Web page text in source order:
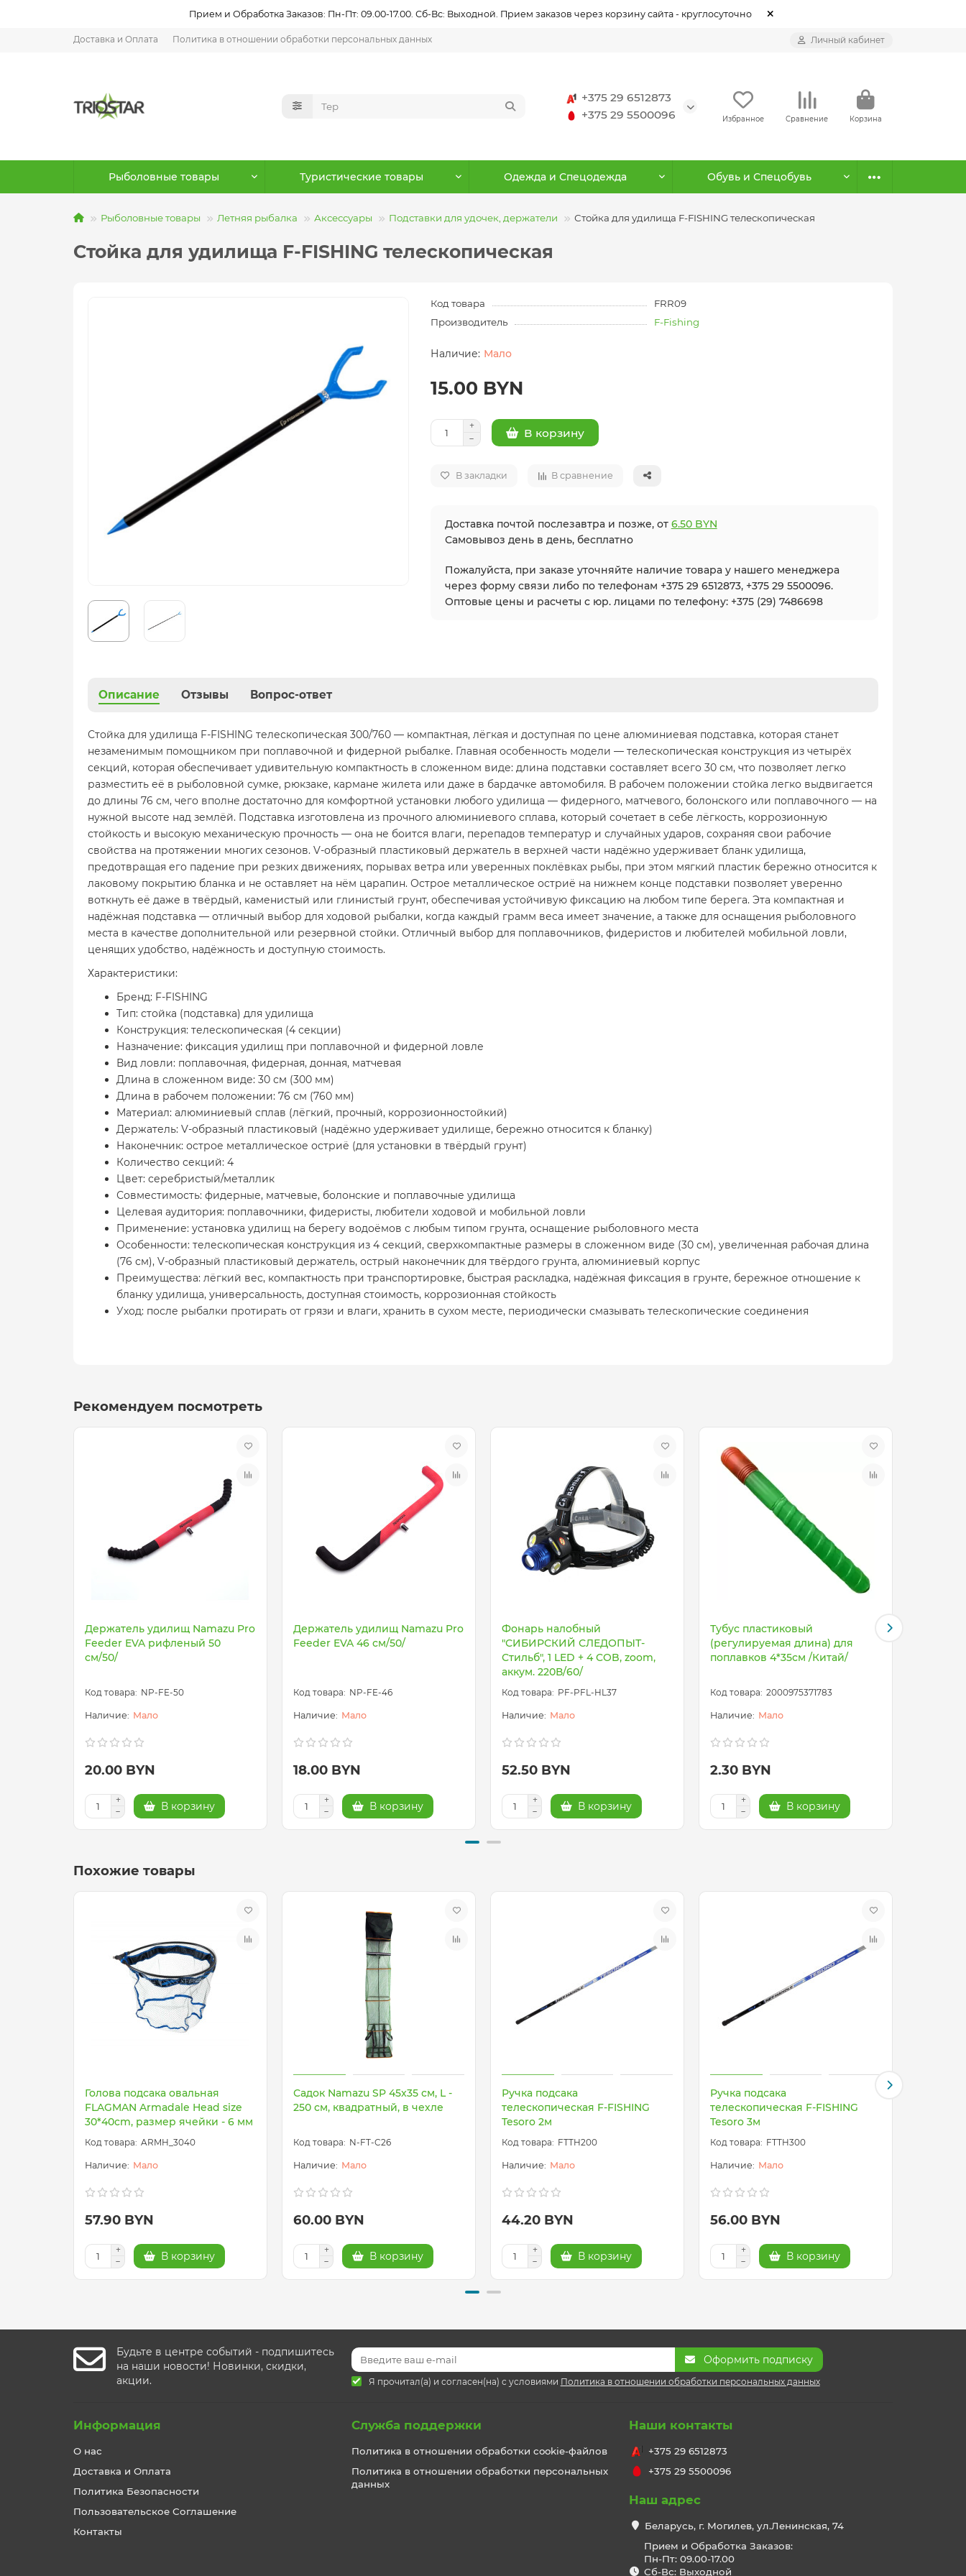
Прием и Обработка Заказов: Пн-Пт: 09.00-17.00. Сб-Вс: Выходной. Прием заказов через корзину сайта - круглосуточно
Доставка и Оплата Политика в отношении обработки персональных данных Личный кабинет
+375 29 6512873
+375 29 5500096
Избранное Сравнение Корзина
Рыболовные товары Туристические товары Одежда и Спецодежда Обувь и Спецобувь
Рыболовные товары Летняя рыбалка Аксессуары Подставки для удочек, держатели Стойка для удилища F-FISHING телескопическая
Стойка для удилища F-FISHING телескопическая
Код товара
FRR09
Производитель
F-Fishing
Мало
15.00 BYN
В корзину
В закладки В сравнение
Доставка почтой послезавтра и позже, от 6.50 BYN
Самовывоз день в день, бесплатно
Пожалуйста, при заказе уточняйте наличие товара у нашего менеджера
через форму связи либо по телефонам +375 29 6512873, +375 29 5500096.
Оптовые цены и расчеты с юр. лицами по телефону: +375 (29) 7486698
Описание Отзывы Вопрос-ответ
Стойка для удилища F-FISHING телескопическая 300/760 — компактная, лёгкая и доступная по цене алюминиевая подставка, которая станет
незаменимым помощником при поплавочной и фидерной рыбалке. Главная особенность модели — телескопическая конструкция из четырёх
секций, которая обеспечивает удивительную компактность в сложенном виде: длина подставки составляет всего 30 см, что позволяет легко
разместить её в рыболовной сумке, рюкзаке, кармане жилета или даже в бардачке автомобиля. В рабочем положении стойка легко выдвигается
до длины 76 см, чего вполне достаточно для комфортной установки любого удилища — фидерного, матчевого, болонского или поплавочного — на
нужной высоте над землёй. Подставка изготовлена из прочного алюминиевого сплава, который сочетает в себе лёгкость, коррозионную
стойкость и высокую механическую прочность — она не боится влаги, перепадов температур и случайных ударов, сохраняя свои рабочие
свойства на протяжении многих сезонов. V-образный пластиковый держатель в верхней части надёжно удерживает бланк удилища,
предотвращая его падение при резких движениях, порывах ветра или уверенных поклёвках рыбы, при этом мягкий пластик бережно относится к
лаковому покрытию бланка и не оставляет на нём царапин. Острое металлическое остриё на нижнем конце подставки позволяет уверенно
воткнуть её даже в твёрдый, каменистый или глинистый грунт, обеспечивая устойчивую фиксацию на любом типе берега. Эта компактная и
надёжная подставка — отличный выбор для ходовой рыбалки, когда каждый грамм веса имеет значение, а также для оснащения рыболовного
места в качестве дополнительной или резервной стойки. Отличный выбор для поплавочников, фидеристов и любителей мобильной ловли,
ценящих удобство, надёжность и доступную стоимость.
Характеристики:
Бренд: F-FISHING
Тип: стойка (подставка) для удилища
Конструкция: телескопическая (4 секции)
Назначение: фиксация удилищ при поплавочной и фидерной ловле
Вид ловли: поплавочная, фидерная, донная, матчевая
Длина в сложенном виде: 30 см (300 мм)
Длина в рабочем положении: 76 см (760 мм)
Материал: алюминиевый сплав (лёгкий, прочный, коррозионностойкий)
Держатель: V-образный пластиковый (надёжно удерживает удилище, бережно относится к бланку)
Наконечник: острое металлическое остриё (для установки в твёрдый грунт)
Количество секций: 4
Цвет: серебристый/металлик
Совместимость: фидерные, матчевые, болонские и поплавочные удилища
Целевая аудитория: поплавочники, фидеристы, любители ходовой и мобильной ловли
Применение: установка удилищ на берегу водоёмов с любым типом грунта, оснащение рыболовного места
Особенности: телескопическая конструкция из 4 секций, сверхкомпактные размеры в сложенном виде (30 см), увеличенная рабочая длина
(76 см), V-образный пластиковый держатель, острый наконечник для твёрдого грунта, алюминиевый корпус
Преимущества: лёгкий вес, компактность при транспортировке, быстрая раскладка, надёжная фиксация в грунте, бережное отношение к
бланку удилища, универсальность, доступная стоимость, коррозионная стойкость
Уход: после рыбалки протирать от грязи и влаги, хранить в сухом месте, периодически смазывать телескопические соединения
Рекомендуем посмотреть
Держатель удилищ Namazu Pro
Feeder EVA рифленый 50
см/50/
NP-FE-50
Мало
20.00 BYN
В корзину
Держатель удилищ Namazu Pro
Feeder EVA 46 см/50/
NP-FE-46
Мало
18.00 BYN
В корзину
Фонарь налобный
"СИБИРСКИЙ СЛЕДОПЫТ-
Стильб", 1 LED + 4 COB, zoom,
аккум. 220В/60/
PF-PFL-HL37
Мало
52.50 BYN
В корзину
Тубус пластиковый
(регулируемая длина) для
поплавков 4*35см /Китай/
2000975371783
Мало
2.30 BYN
В корзину
Похожие товары
Голова подсакa овальная
FLAGMAN Armadale Head size
30*40cm, размер ячейки - 6 мм
ARMH_3040
Мало
57.90 BYN
В корзину
Садок Namazu SP 45x35 см, L -
250 см, квадратный, в чехле
N-FT-C26
Мало
60.00 BYN
В корзину
Ручка подсака
телескопическая F-FISHING
Tesoro 2м
FTTH200
Мало
44.20 BYN
В корзину
Ручка подсака
телескопическая F-FISHING
Tesoro 3м
FTTH300
Мало
56.00 BYN
В корзину
Будьте в центре событий - подпишитесь
на наши новости! Новинки, скидки,
акции.
Оформить подписку
Я прочитал(а) и согласен(на) с условиями Политика в отношении обработки персональных данных
Информация
О нас
Доставка и Оплата
Политика Безопасности
Пользовательское Соглашение
Контакты
Служба поддержки
Политика в отношении обработки cookie-файлов
Политика в отношении обработки персональных
данных
Наши контакты
+375 29 6512873
+375 29 5500096
Наш адрес
Беларусь, г. Могилев, ул.Ленинская, 74
Прием и Обработка Заказов:
Пн-Пт: 09.00-17.00
Сб-Вс: Выходной